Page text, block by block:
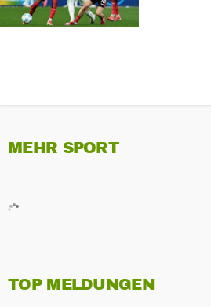
MEHR SPORT
TOP MELDUNGEN